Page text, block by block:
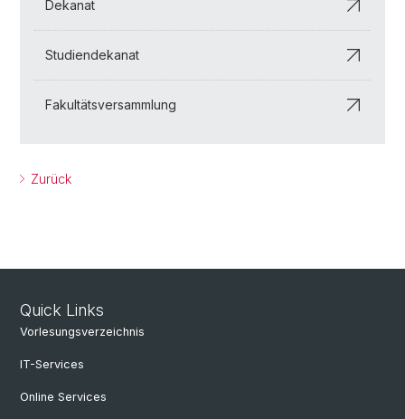
Dekanat
Studiendekanat
Fakultätsversammlung
Zurück
Quick Links
Vorlesungsverzeichnis
IT-Services
Online Services